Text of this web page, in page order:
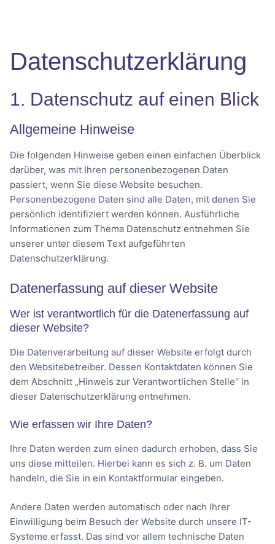
Datenschutz­erklärung
1. Datenschutz auf einen Blick
Allgemeine Hinweise
Die folgenden Hinweise geben einen einfachen Überblick
darüber, was mit Ihren personenbezogenen Daten
passiert, wenn Sie diese Website besuchen.
Personenbezogene Daten sind alle Daten, mit denen Sie
persönlich identifiziert werden können. Ausführliche
Informationen zum Thema Datenschutz entnehmen Sie
unserer unter diesem Text aufgeführten
Datenschutzerklärung.
Datenerfassung auf dieser Website
Wer ist verantwortlich für die Datenerfassung auf
dieser Website?
Die Datenverarbeitung auf dieser Website erfolgt durch
den Websitebetreiber. Dessen Kontaktdaten können Sie
dem Abschnitt „Hinweis zur Verantwortlichen Stelle“ in
dieser Datenschutzerklärung entnehmen.
Wie erfassen wir Ihre Daten?
Ihre Daten werden zum einen dadurch erhoben, dass Sie
uns diese mitteilen. Hierbei kann es sich z. B. um Daten
handeln, die Sie in ein Kontaktformular eingeben.
Andere Daten werden automatisch oder nach Ihrer
Einwilligung beim Besuch der Website durch unsere IT-
Systeme erfasst. Das sind vor allem technische Daten